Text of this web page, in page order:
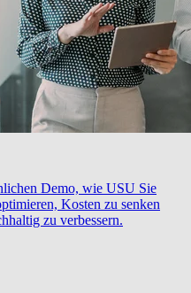
Demo, wie USU Sie
Kosten zu senken
zu verbessern.